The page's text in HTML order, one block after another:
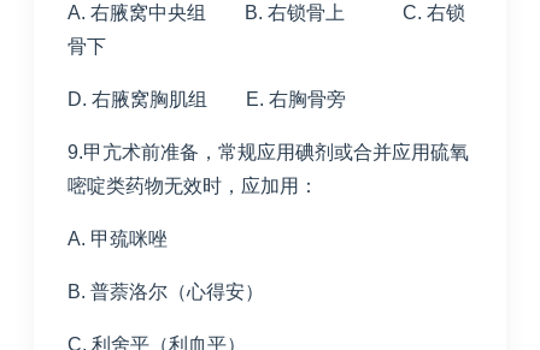
A. 右腋窝中央组 B. 右锁骨上 C. 右锁
骨下
D. 右腋窝胸肌组 E. 右胸骨旁
9.甲亢术前准备，常规应用碘剂或合并应用硫氧
嘧啶类药物无效时，应加用：
A. 甲巯咪唑
B. 普萘洛尔（心得安）
C. 利舍平（利血平）